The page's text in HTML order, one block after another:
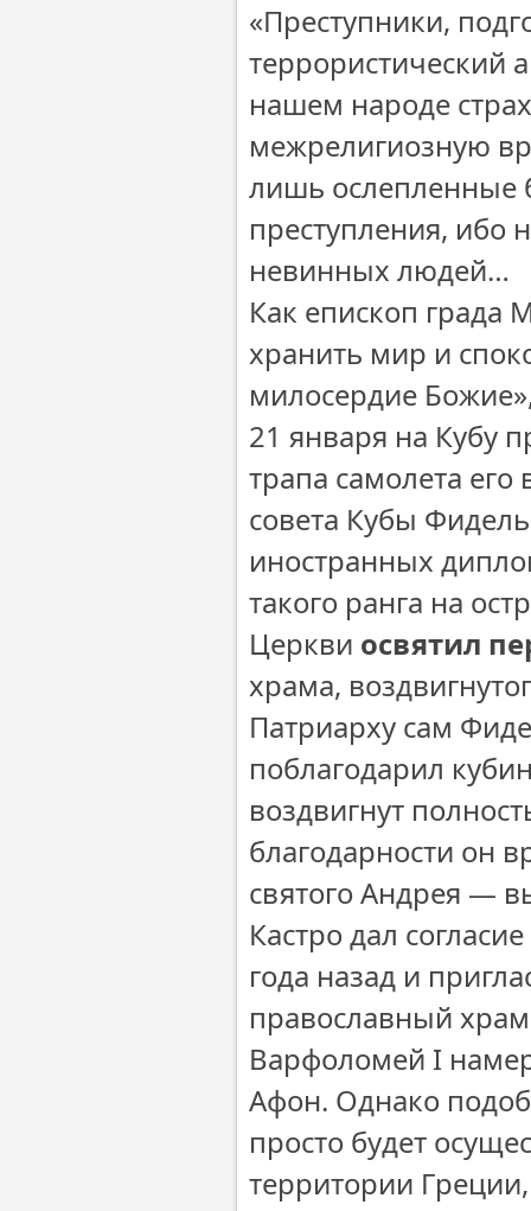
«Преступники,
террористический
нашем народе
межрелигиозную
лишь ослепленные
преступления, ибо
невинных людей…
Как епископ гpада
хранить мир и
милосердие
21 января на Кубу
трапа самолета его
совета Кубы
иностранных
такого ранга на
Церкви освятил
храма,
Патриарху сам
поблагодарил
воздвигнут
благодарности он
святого Андрея —
Кастро дал
года назад и
православный
Варфоломей I
Афон. Однако
просто будет
территории